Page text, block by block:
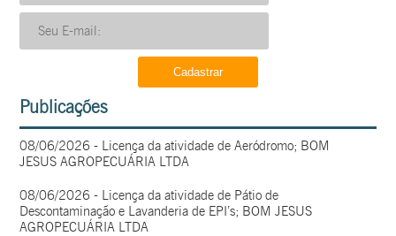
Publicações
08/06/2026 - Licença da atividade de Aeródromo; BOM
JESUS AGROPECUÁRIA LTDA
08/06/2026 - Licença da atividade de Pátio de
Descontaminação e Lavanderia de EPI’s; BOM JESUS
AGROPECUÁRIA LTDA